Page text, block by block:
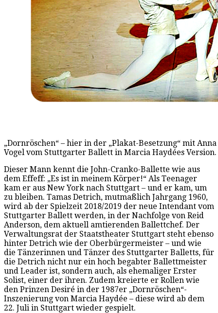
„Dornröschen“ – hier in der „Plakat-Besetzung“ mit
Vogel vom Stuttgarter Ballett in Marcia Haydées
Dieser Mann kennt die John-Cranko-Ballette wie aus
dem Effeff: „Es ist in meinem Körper!“ Als Teenager
kam er aus New York nach Stuttgart – und er kam, um
zu bleiben. Tamas Detrich, mutmaßlich Jahrgang 1960,
wird ab der Spielzeit 2018/2019 der neue Intendant vom
Stuttgarter Ballett werden, in der Nachfolge von Reid
Anderson, dem aktuell amtierenden Ballettchef. Der
Verwaltungsrat der Staatstheater Stuttgart steht ebenso
hinter Detrich wie der Oberbürgermeister – und wie
die Tänzerinnen und Tänzer des Stuttgarter Balletts, für
die Detrich nicht nur ein hoch begabter Ballettmeister
und Leader ist, sondern auch, als ehemaliger Erster
Solist, einer der ihren. Zudem kreierte er Rollen wie
den Prinzen Desiré in der 1987er „Dornröschen“-
Inszenierung von Marcia Haydée – diese wird ab dem
22. Juli in Stuttgart wieder gespielt.